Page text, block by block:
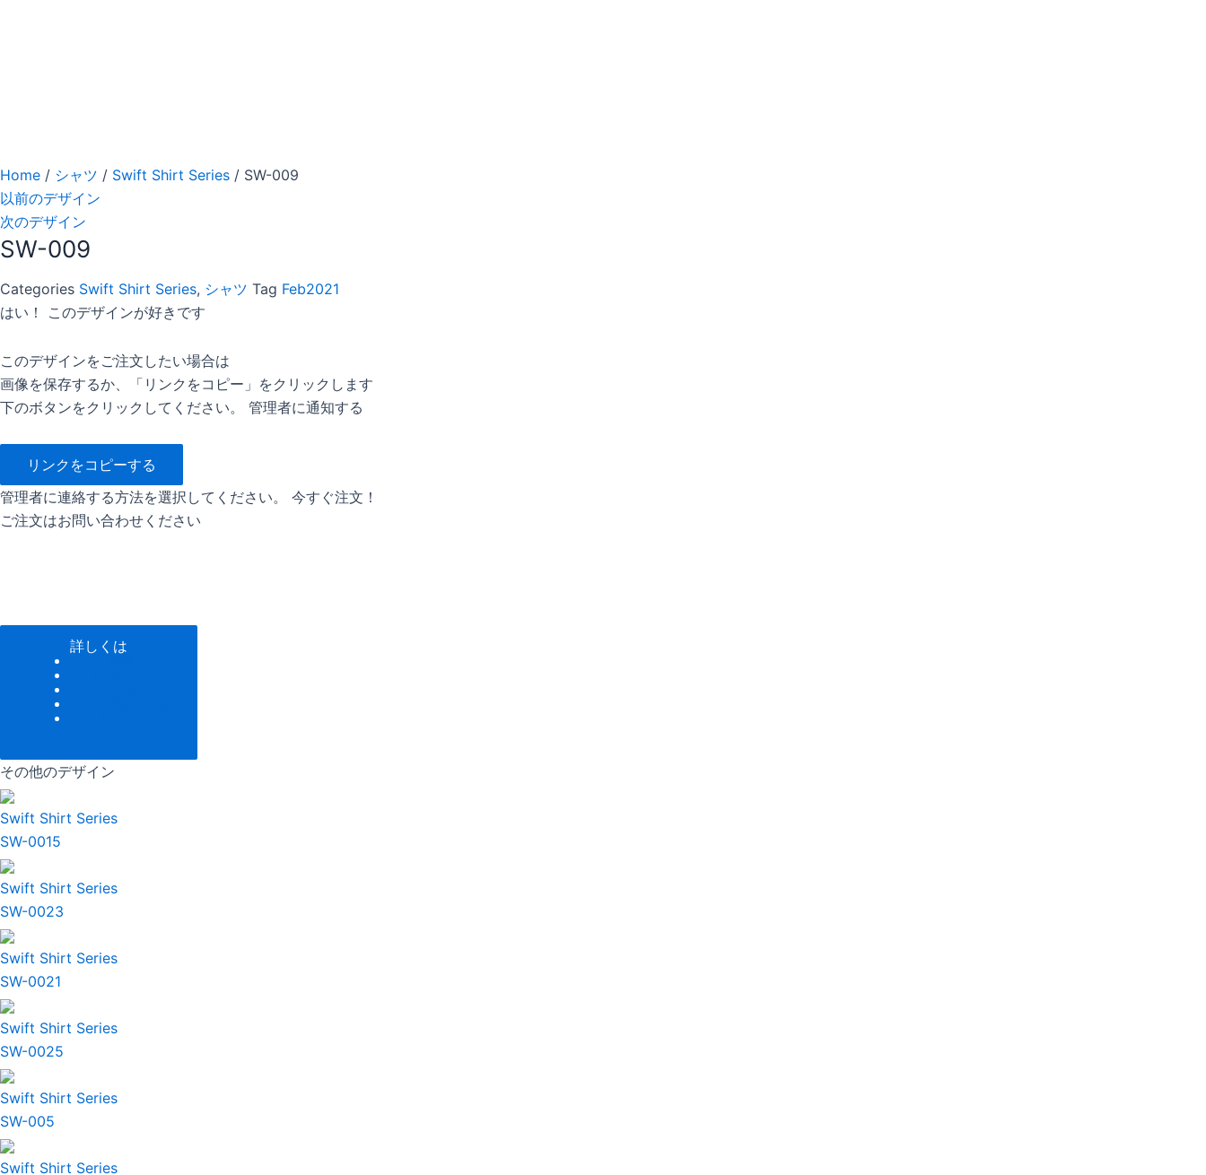
Home / シャツ / Swift Shirt Series / SW-009
以前のデザイン
次のデザイン
SW-009
Categories Swift Shirt Series, シャツ Tag Feb2021
はい！ このデザインが好きです
このデザインをご注文したい場合は
画像を保存するか、「リンクをコピー」をクリックします
下のボタンをクリックしてください。 管理者に通知する
リンクをコピーする
管理者に連絡する方法を選択してください。 今すぐ注文！
ご注文はお問い合わせください
詳しくは
その他のデザイン
Swift Shirt Series
SW-0015
Swift Shirt Series
SW-0023
Swift Shirt Series
SW-0021
Swift Shirt Series
SW-0025
Swift Shirt Series
SW-005
Swift Shirt Series